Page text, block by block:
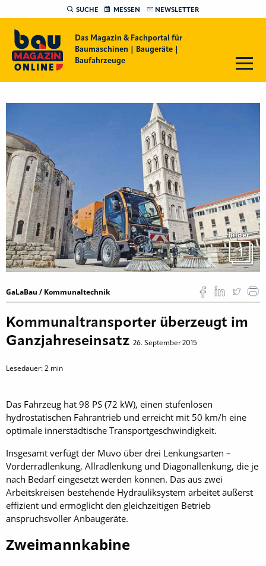
SUCHE MESSEN NEWSLETTER
Das Magazin & Fachportal für
Baumaschinen | Baugeräte |
Baufahrzeuge
Bilder
1
GaLaBau / Kommunaltechnik
Kommunaltransporter überzeugt im
Ganzjahreseinsatz 26. September 2015
Lesedauer:2 min
Das Fahrzeug hat 98 PS (72 kW), einen stufenlosen
hydrostatischen Fahrantrieb und erreicht mit 50 km/h eine
optimale innerstädtische Transportgeschwindigkeit.
Insgesamt verfügt der Muvo über drei Lenkungsarten –
Vorderradlenkung, Allradlenkung und Diagonallenkung, die je
nach Bedarf eingesetzt werden können. Das aus zwei
Arbeitskreisen bestehende Hydrauliksystem arbeitet äußerst
effizient und ermöglicht den gleichzeitigen Betrieb
anspruchsvoller Anbaugeräte.
Zweimannkabine